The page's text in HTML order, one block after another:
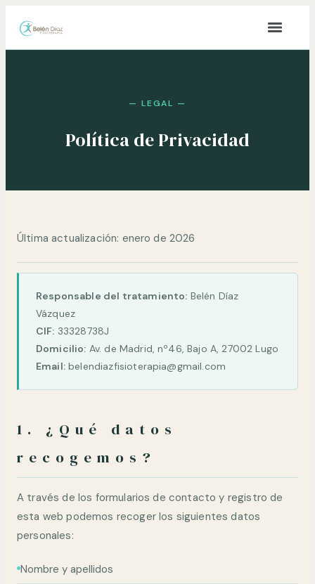
— LEGAL —
Política de Privacidad
Última actualización: enero de 2026
Responsable del tratamiento: Belén Díaz
Vázquez
CIF: 33328738J
Domicilio: Av. de Madrid, nº46, Bajo A, 27002 Lugo
Email:belendiazfisioterapia@gmail.com
1. ¿Qué datos
recogemos?
A través de los formularios de contacto y registro de
esta web podemos recoger los siguientes datos
personales:
Nombre y apellidos